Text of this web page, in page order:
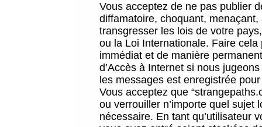
Vous acceptez de ne pas publier
diffamatoire, choquant,
transgresser les lois de votre
ou la Loi Internationale. Faire
immédiat et de manière
d’Accès à Internet si nous
les messages est enregistrée
Vous acceptez que
ou verrouiller n’importe quel sujet
nécessaire. En tant qu’utilisateur